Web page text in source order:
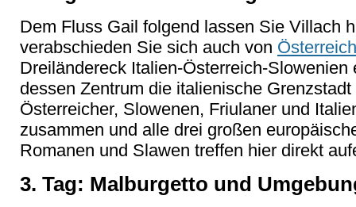
Dem Fluss Gail folgend lassen Sie Villach
verabschieden Sie sich auch von Österreich
Dreiländereck Italien-Österreich-
dessen Zentrum die italienische
Österreicher, Slowenen, Friulaner und
zusammen und alle drei großen
Romanen und Slawen treffen hier direkt
3. Tag: Malburgetto und